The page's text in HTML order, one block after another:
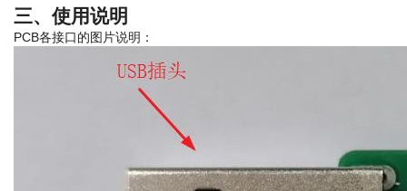
三、使用说明
PCB各接口的图片说明：